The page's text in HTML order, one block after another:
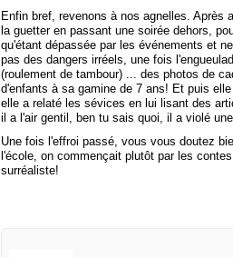
Enfin bref, revenons à nos agnelles.
la guetter en passant une soirée dehors,
qu'étant dépassée par les événements et
pas des dangers irréels, une fois
(roulement de tambour) ... des photos de
d'enfants à sa gamine de 7 ans! Et puis
elle a relaté les sévices en lui lisant des
il a l'air gentil, ben tu sais quoi, il a violé
Une fois l'effroi passé, vous vous doutez
l'école, on commençait plutôt par les
surréaliste!